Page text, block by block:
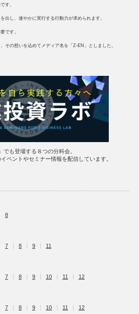
す。
出し、速やかに実行する行動力が求められます。
です。
その想いを込めてメディア名を「Z-EN」としました。
も登場する８つの分科会。
ベントやセミナー情報を配信しています。
8
7 8 9 11
7 8 9 10 11 12
7 8 9 10 11 12